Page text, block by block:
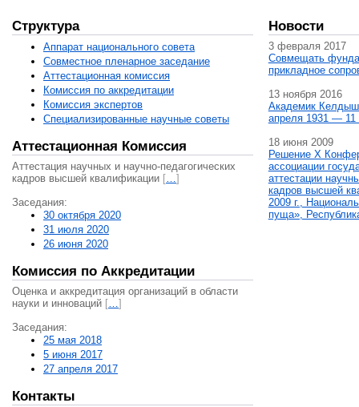
Структура
Аппарат национального совета
Совместное пленарное заседание
Аттестационная комисcия
Комиссия по аккредитации
Комиссия экспертов
Специализированные научные советы
Аттестационная Комиссия
Аттестация научных и научно-педагогических
кадров высшей квалификации […]
Заседания:
30 октября 2020
31 июля 2020
26 июня 2020
Комиссия по Аккредитации
Оценка и аккредитация организаций в области
науки и инноваций […]
Заседания:
25 мая 2018
5 июня 2017
27 апреля 2017
Контакты
Новости
3 февраля 2017
Совмещать
прикладное
13 ноября 2016
Академик
апреля 1931 — 11
18 июня 2009
Решение X
ассоциации
аттестации
кадров высшей
2009 г.,
пуща»,